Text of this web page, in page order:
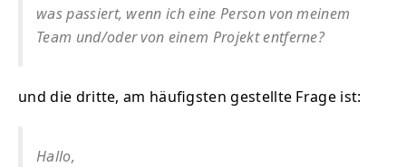
was passiert, wenn ich eine Person von meinem
Team und/oder von einem Projekt entferne?
und die dritte, am häufigsten gestellte Frage ist:
Hallo,